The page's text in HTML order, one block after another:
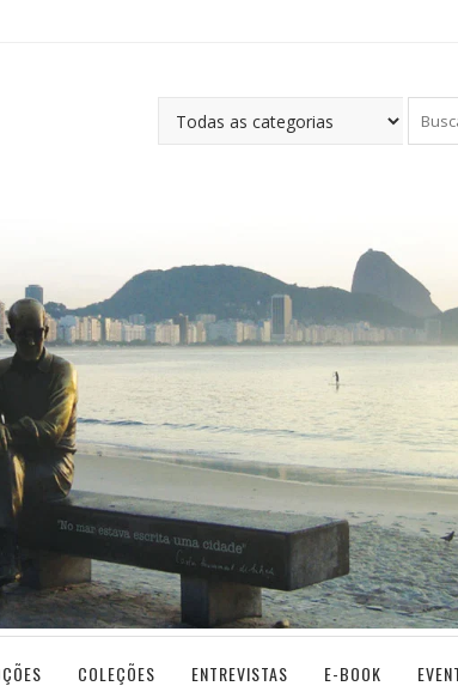
COLEÇÕES ENTREVISTAS E-BOOK